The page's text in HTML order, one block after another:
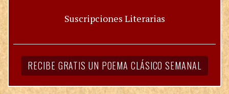
Suscripciones Literarias
RECIBE GRATIS UN POEMA CLÁSICO SEMANAL